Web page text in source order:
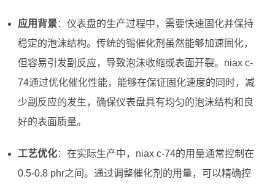
应用背景：仪表盘的生产过程中，需要快速固化并保持
稳定的泡沫结构。传统的锡催化剂虽然能够加速固化，
但容易引发副反应，导致泡沫收缩或表面开裂。niax c-
74通过优化催化性能，能够在保证固化速度的同时，减
少副反应的发生，确保仪表盘具有均匀的泡沫结构和良
好的表面质量。
工艺优化：在实际生产中，niax c-74的用量通常控制在
0.5-0.8 phr之间。通过调整催化剂的用量，可以精确控